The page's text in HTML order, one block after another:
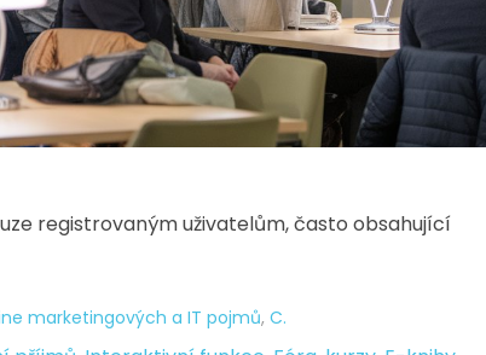
registrovaným uživatelům, často obsahující
marketingových a IT pojmů, C.